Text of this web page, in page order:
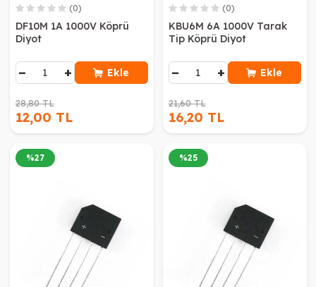
(0)
DF10M 1A 1000V Köprü
Diyot
− + Ekle
28,80 TL
12,00 TL
(0)
KBU6M 6A 1000V Tarak
Tip Köprü Diyot
− + Ekle
21,60 TL
16,20 TL
%27 %25